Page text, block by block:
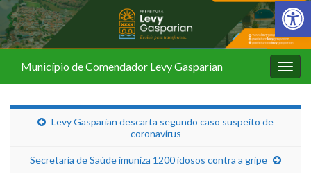
Barra de
Município de Comendador Levy Gasparian
Levy Gasparian descarta segundo caso suspeito de
coronavírus
Secretaria de Saúde imuniza 1200 idosos contra a gripe